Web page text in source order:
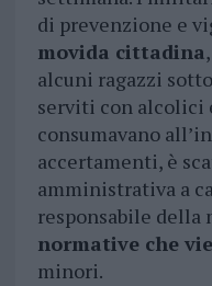
di prevenzione e
movida cittadina
alcuni ragazzi
serviti con alcolici
consumavano
accertamenti, è
amministrativa a
responsabile della
normative che
minori.